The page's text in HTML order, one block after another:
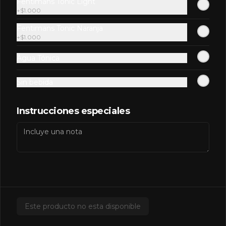
$2.500
Salsas Extras
$600
+$1.000
+$1.000
Instrucciones especiales
Este producto no esta disponible